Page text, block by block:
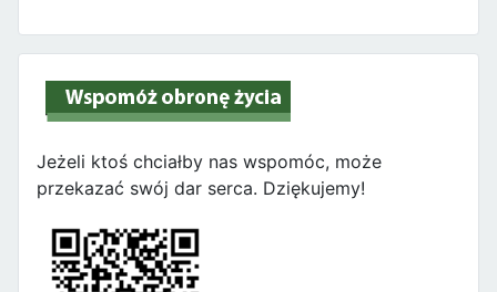
Jeżeli ktoś chciałby nas wspomóc, może
przekazać swój dar serca. Dziękujemy!